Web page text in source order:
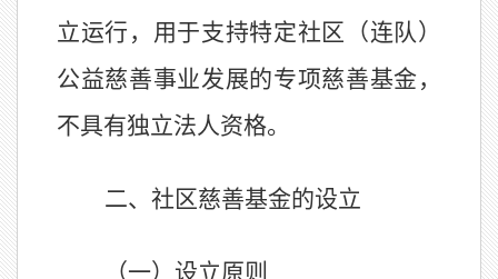
立运行，用于支持特定社区 （连队）
公益慈善事业发展的专项慈善基金，
不具有独立法人资格。
二、社区慈善基金的设立
（一）设立原则